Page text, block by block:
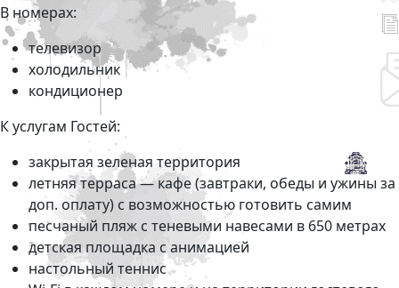
В номерах:
телевизор
холодильник
кондиционер
К услугам Гостей:
закрытая зеленая территория
летняя терраса — кафе (завтраки, обеды и ужины за
доп. оплату) с возможностью готовить самим
песчаный пляж с теневыми навесами в 650 метрах
детская площадка с анимацией
настольный теннис